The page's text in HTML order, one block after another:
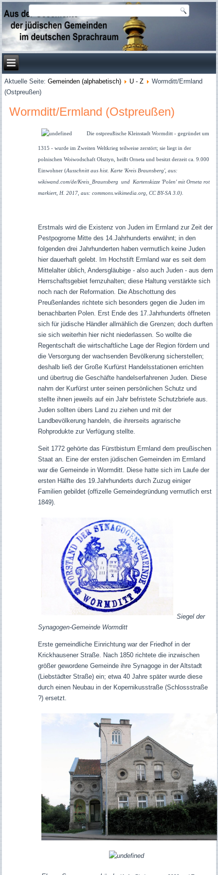
Aktuelle Seite:Gemeinden (alphabetisch) U - Z
Wormditt/Ermland
(Ostpreußen)
Wormditt/Ermland (Ostpreußen)
Die ostpreußische Kleinstadt Wormditt - gegründet um
1315 - wurde im Zweiten Weltkrieg teilweise zerstört; sie liegt in der
polnischen Woiwodschaft Olsztyn, heißt Orneta und besitzt derzeit ca. 9.000
Einwohner (Ausschnitt aus hist. Karte 'Kreis Braunsberg', aus:
wikiwand.com/de/Kreis_Braunsberg und Kartenskizze 'Polen' mit Orneta rot
markiert, H. 2017, aus: commons.wikimedia.org, CC BY-SA 3.0).
Erstmals wird die Existenz von Juden im Ermland zur Zeit der
Pestpogrome Mitte des 14.Jahrhunderts erwähnt; in den
folgenden drei Jahrhunderten haben vermutlich keine Juden
hier dauerhaft gelebt. Im Hochstift Ermland war es seit dem
Mittelalter üblich, Andersgläubige - also auch Juden - aus dem
Herrschaftsgebiet fernzuhalten; diese Haltung verstärkte sich
noch nach der Reformation. Die Abschottung des
Preußenlandes richtete sich besonders gegen die Juden im
benachbarten Polen. Erst Ende des 17.Jahrhunderts öffneten
sich für jüdische Händler allmählich die Grenzen; doch durften
sie sich weiterhin hier nicht niederlassen. So wollte die
Regentschaft die wirtschaftliche Lage der Region fördern und
die Versorgung der wachsenden Bevölkerung sicherstellen;
deshalb ließ der Große Kurfürst Handelsstationen errichten
und übertrug die Geschäfte handelserfahrenen Juden. Diese
nahm der Kurfürst unter seinen persönlichen Schutz und
stellte ihnen jeweils auf ein Jahr befristete Schutzbriefe aus.
Juden sollten übers Land zu ziehen und mit der
Landbevölkerung handeln, die ihrerseits agrarische
Rohprodukte zur Verfügung stellte.
Seit 1772 gehörte das Fürstbistum Ermland dem preußischen
Staat an. Eine der ersten jüdischen Gemeinden im Ermland
war die Gemeinde in Wormditt. Diese hatte sich im Laufe der
ersten Hälfte des 19.Jahrhunderts durch Zuzug einiger
Familien gebildet (offizelle Gemeindegründung vermutlich erst
1849).
Siegel der
Synagogen-Gemeinde Wormditt
Erste gemeindliche Einrichtung war der Friedhof in der
Krickhausener Straße. Nach 1850 richtete die inzwischen
größer gewordene Gemeinde ihre Synagoge in der Altstadt
(Liebstädter Straße) ein; etwa 40 Jahre später wurde diese
durch einen Neubau in der Kopernikusstraße (Schlossstraße
?) ersetzt.